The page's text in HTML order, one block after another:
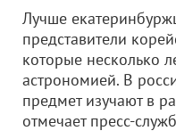
Лучше
представители
которые несколько
астрономией. В
предмет изучают в
отмечает пресс-